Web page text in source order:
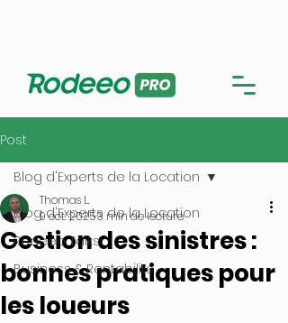
Post
Blog d'Experts de la Location
Rodeeo Talks
Business & Rentabilité
Blog d'Experts de la Location
Gestion des sinistres :
bonnes pratiques pour
les loueurs
Thomas L.
9 oct. 20253 min de lecture